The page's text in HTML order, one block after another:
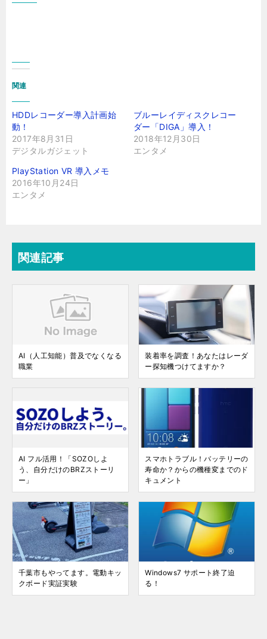
関連
HDDレコーダー導入計画始
動！
2017年8月31日
デジタルガジェット
ブルーレイディスクレコー
ダー「DIGA」導入！
2018年12月30日
エンタメ
PlayStation VR 導入メモ
2016年10月24日
エンタメ
関連記事
AI（人工知能）普及でなくなる
職業
装着率を調査！あなたはレーダ
ー探知機つけてますか？
AI フル活用！「SOZOしよ
う、自分だけのBRZストーリ
ー」
スマホトラブル！バッテリーの
寿命か？からの機種変までのド
キュメント
千葉市もやってます。電動キッ
クボード実証実験
Windows7 サポート終了迫
る！